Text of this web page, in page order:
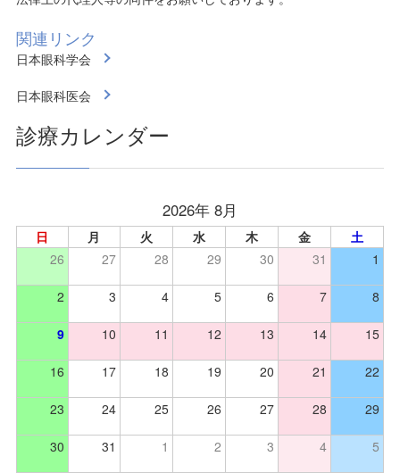
関連リンク
日本眼科学会
日本眼科医会
診療カレンダー
2026年 8月
日 月 火 水 木 金
土
26
27 28 29 30 31 1
2 3 4 5 6 7 8
9 10 11 12 13 14 15
16 17 18 19 20 21 22
23 24 25 26 27 28 29
30 31 1 2 3 4 5